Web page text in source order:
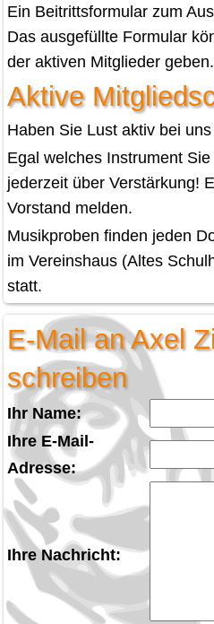
Ein Beitrittsformular zum
Das ausgefüllte Formular
der aktiven Mitglieder geben.
Aktive
Haben Sie Lust aktiv bei
Egal welches Instrument
jederzeit über Verstärkung!
Vorstand melden.
Musikproben finden jeden
im Vereinshaus (Altes
statt.
E-Mail an Axel
schreiben
Ihr Name:
Ihre E-Mail-
Adresse:
Ihre Nachricht: